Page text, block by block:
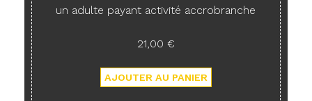
un adulte payant activité accrobranche
21,00 €